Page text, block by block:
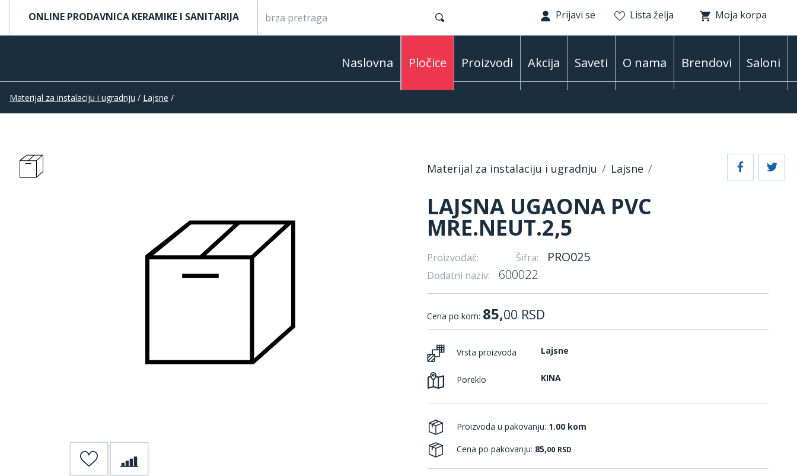
ONLINE PRODAVNICA KERAMIKE I SANITARIJA Prijavi se Lista želja Moja korpa
Naslovna Pločice Proizvodi Akcija Saveti O nama Brendovi Saloni
Materijal za instalaciju i ugradnju / Lajsne /
Materijal za instalaciju i ugradnju Lajsne
LAJSNA UGAONA PVC
MRE.NEUT.2,5
Proizvođač: Šifra: PRO025
Dodatni naziv: 600022
Cena po kom: 85,00 RSD
Vrsta proizvoda Lajsne
Poreklo KINA
Proizvoda u pakovanju: 1.00 kom
Cena po pakovanju: 85,00 RSD